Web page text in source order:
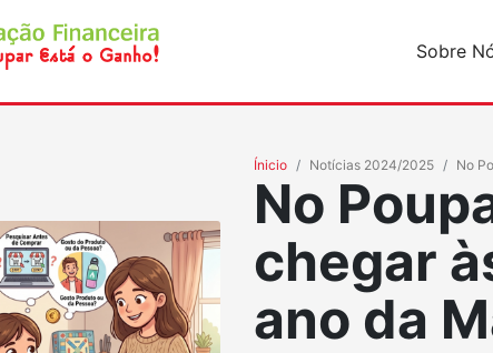
Sobre
Ínicio Notícias 2024/2025 No
No
chegar
ano da